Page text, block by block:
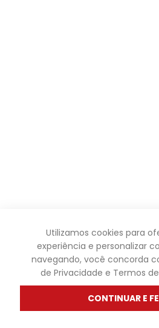
Utilizamos cookies para
experiência e personalizar
navegando, você concorda
de Privacidade e Termos de
CONTINUAR E